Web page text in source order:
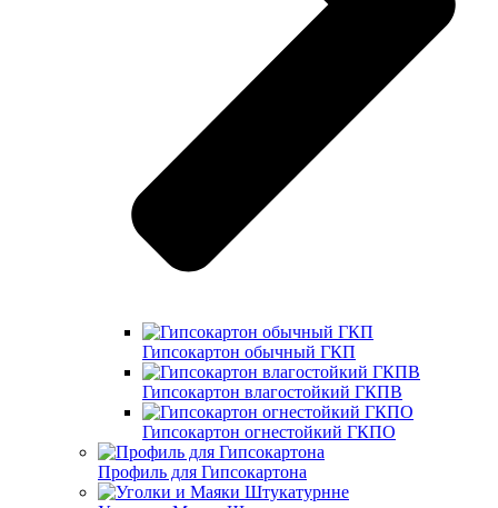
Гипсокартон обычный ГКП
Гипсокартон влагостойкий ГКПВ
Гипсокартон огнестойкий ГКПО
Профиль для Гипсокартона